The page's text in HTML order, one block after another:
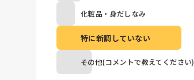
化粧品・身だしなみ
特に新調していない
その他(コメントで教えてください)